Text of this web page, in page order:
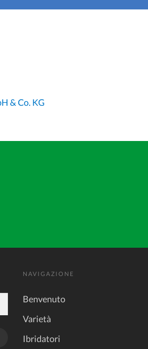
& Co. KG
NAVIGAZIONE
Benvenuto
Varietà
Ibridatori